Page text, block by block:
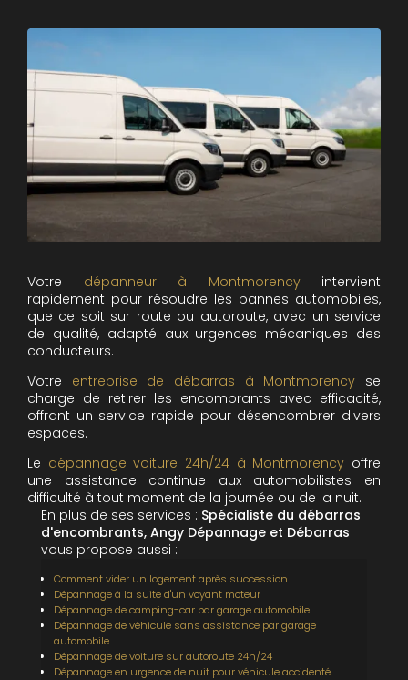
Votre dépanneur à Montmorencyintervient
rapidement pour résoudre les pannes automobiles,
que ce soit sur route ou autoroute, avec un service
de qualité, adapté aux urgences mécaniques des
conducteurs.
Votre entreprise de débarras à Montmorency se
charge de retirer les encombrants avec efficacité,
offrant un service rapide pour désencombrer divers
espaces.
Le dépannage voiture 24h/24 à Montmorency offre
une assistance continue aux automobilistes en
difficulté à tout moment de la journée ou de la nuit.
En plus de ses services : Spécialiste du débarras
d'encombrants, Angy Dépannage et Débarras
vous propose aussi :
Comment vider un logement après succession
Dépannage à la suite d'un voyant moteur
Dépannage de camping-car par garage automobile
Dépannage de véhicule sans assistance par garage
automobile
Dépannage de voiture sur autoroute 24h/24
Dépannage en urgence de nuit pour véhicule accidenté